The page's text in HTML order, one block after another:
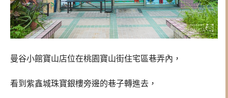
曼谷小館寶山店位在桃園寶山街住宅區巷弄內，
看到紫鑫城珠寶銀樓旁邊的巷子轉進去，